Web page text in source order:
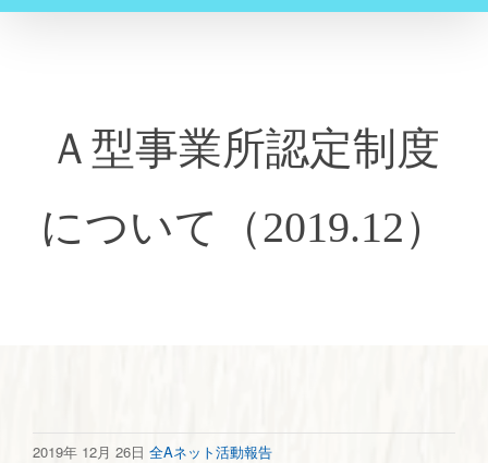
Ａ型事業所認定制度
について（2019.12）
2019年 12月 26日 全Aネット活動報告